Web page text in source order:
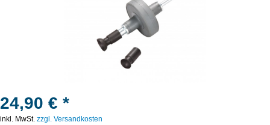
24,90 € *
inkl. MwSt. zzgl. Versandkosten